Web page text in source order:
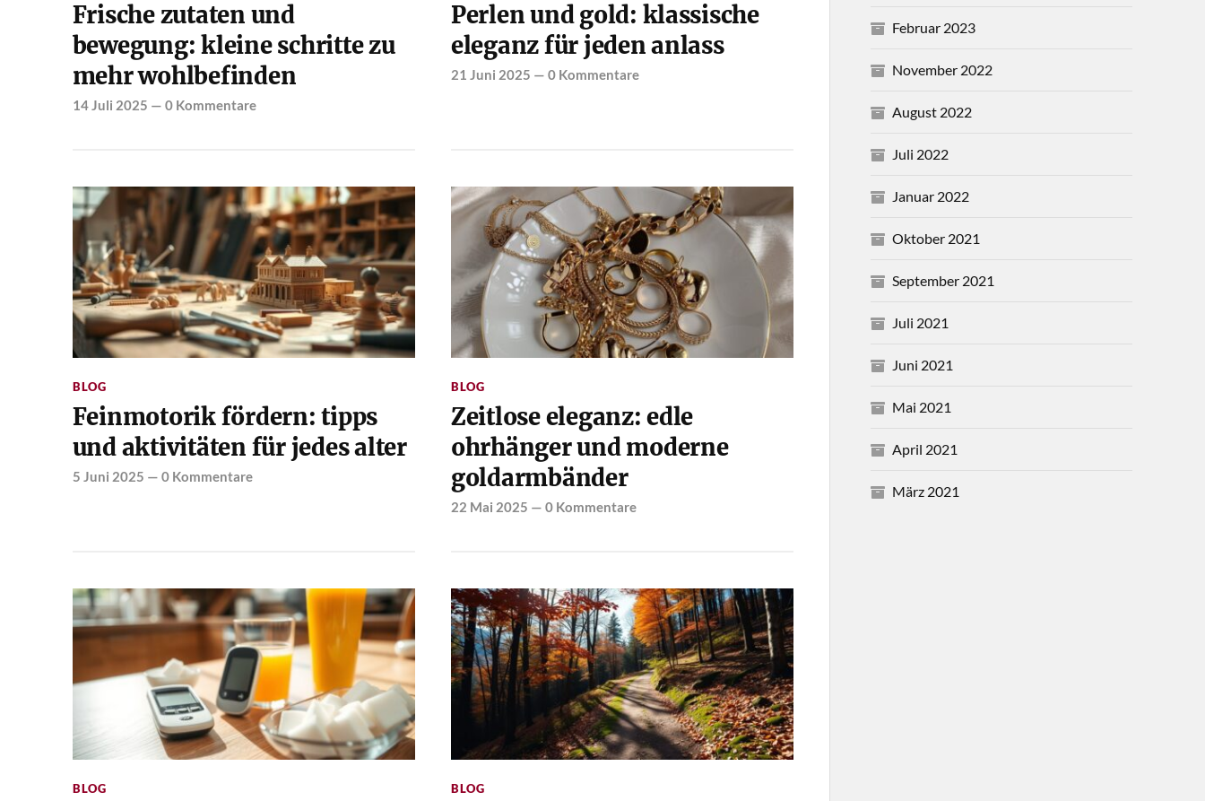
Frische zutaten und
bewegung: kleine schritte zu
mehr wohlbefinden
14 Juli 2025 — 0 Kommentare
Perlen und gold: klassische
eleganz für jeden anlass
21 Juni 2025 — 0 Kommentare
BLOG
Feinmotorik fördern: tipps
und aktivitäten für jedes alter
5 Juni 2025 — 0 Kommentare
BLOG
Zeitlose eleganz: edle
ohrhänger und moderne
goldarmbänder
22 Mai 2025 — 0 Kommentare
BLOG BLOG
Februar 2023
November 2022
August 2022
Juli 2022
Januar 2022
Oktober 2021
September 2021
Juli 2021
Juni 2021
Mai 2021
April 2021
März 2021